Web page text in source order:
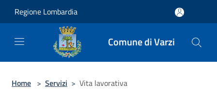
Regione Lombardia
Comune di Varzi
Home > Servizi > Vita lavorativa